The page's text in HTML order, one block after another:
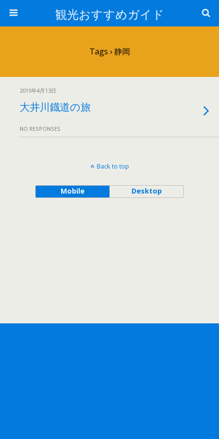
観光おすすめガイド
Tags › 静岡
2015年4月13日
大井川鐡道の旅
NO RESPONSES
Back to top
Mobile Desktop